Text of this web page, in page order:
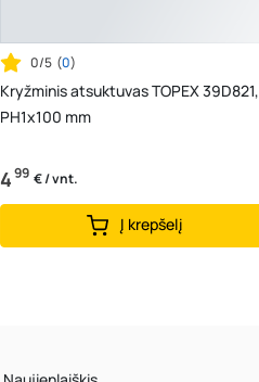
0/5 (0)
Kryžminis atsuktuvas TOPEX 39D821,
PH1x100 mm
499 € / vnt.
Į krepšelį